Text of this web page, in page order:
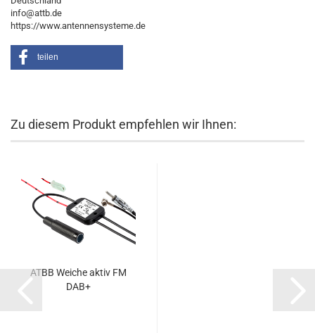
info@attb.de
https://www.antennensysteme.de
teilen
Zu diesem Produkt empfehlen wir Ihnen:
ATBB Weiche aktiv FM
DAB+